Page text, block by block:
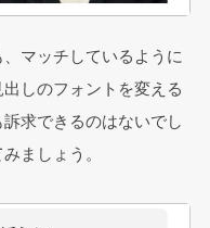
マッチしているように
しのフォントを変える
求できるのはないでし
ましょう。